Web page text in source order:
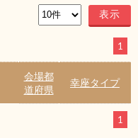
1
会場都
道府県
幸座タイプ
1